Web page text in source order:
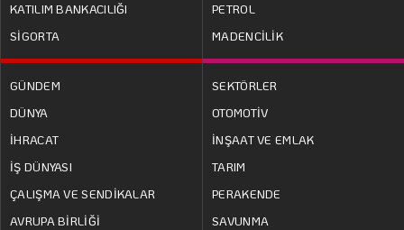
KATILIM BANKACILIĞI
SİGORTA
PETROL
MADENCİLİK
GÜNDEM
DÜNYA
İHRACAT
İŞ DÜNYASI
ÇALIŞMA VE SENDİKALAR
AVRUPA BİRLİĞİ
SEKTÖRLER
OTOMOTİV
İNŞAAT VE EMLAK
TARIM
PERAKENDE
SAVUNMA